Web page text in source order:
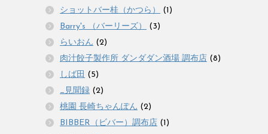
ショットバー桂（かつら）
(1)
Barry's （バーリーズ）
(3)
らいおん (2)
肉汁餃子製作所 ダンダダン酒場 調布店 (8)
しば田 (5)
_見聞録 (2)
桃園 長崎ちゃんぽん (2)
BIBBER（ビバー）調布店 (1)